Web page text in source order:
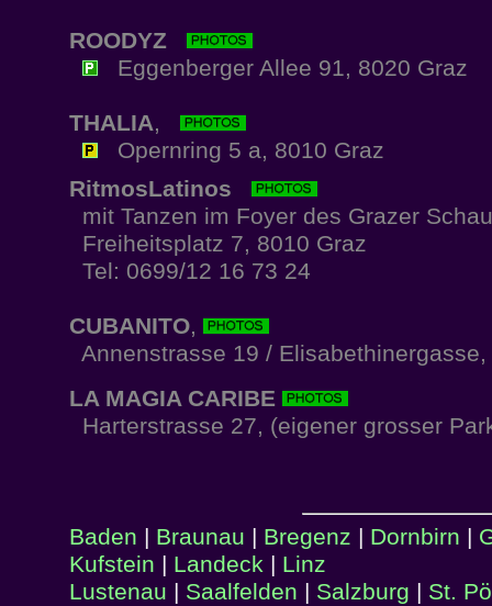
ROODYZ
Eggenberger Allee 91, 8020 Graz
THALIA,
Opernring 5 a, 8010 Graz
RitmosLatinos
mit Tanzen im Foyer des Grazer
Freiheitsplatz 7, 8010 Graz
Tel: 0699/12 16 73 24
CUBANITO,
Annenstrasse 19 /
LA MAGIA CARIBE
Harterstrasse 27, (eigener grosser
Baden | Braunau | Bregenz | Dornbirn |
Kufstein | Landeck | Linz
Lustenau | Saalfelden | Salzburg | St.